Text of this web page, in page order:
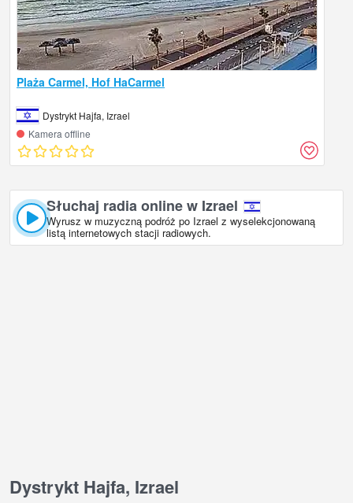
Plaża Carmel, Hof HaCarmel
Dystrykt Hajfa, Izrael
Kamera offline
Słuchaj radia online w Izrael
Wyrusz w muzyczną podróż po Izrael z wyselekcjonowaną
listą internetowych stacji radiowych.
Dystrykt Hajfa, Izrael